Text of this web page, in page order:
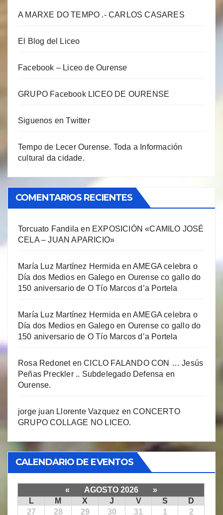
A MARXE DO TEMPO .- CARLOS CASARES
El Blog del Liceo
Facebook – Liceo de Ourense
GRUPO Facebook LICEO DE OURENSE
Siguenos en Twitter
Tempo de Lecer Ourense. Toda a Información
cultural da cidade.
COMENTARIOS RECIENTES
Torcuato Fandila en EXPOSICIÓN «CAMILO JOSÉ
CELA – JUAN APARICIO»
María Luz Martínez Hermida enAMEGA celebra o
Día dos Medios en Galego en Ourense co gallo do
150 aniversario de O Tío Marcos d’a Portela
María Luz Martínez Hermida enAMEGA celebra o
Día dos Medios en Galego en Ourense co gallo do
150 aniversario de O Tío Marcos d’a Portela
Rosa RedonetenCICLO FALANDO CON … Jesús
Peñas Preckler .. Subdelegado Defensa en
Ourense.
jorge juan Llorente Vazquez enCONCERTO
GRUPO COLLAGE NO LICEO.
CALENDARIO DE EVENTOS
« AGOSTO 2026
»
L
M X J V S
D
27
28 29 30 31 1 2